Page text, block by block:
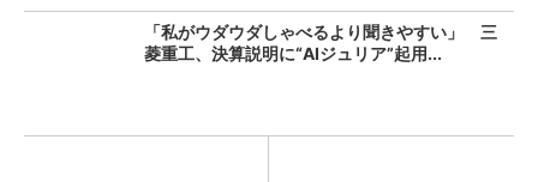
「私がウダウダしゃべるより聞きやすい」 三
菱重工、決算説明に“AIジュリア”起用...